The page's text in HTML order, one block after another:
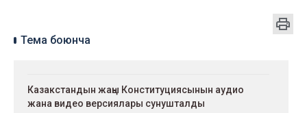
Тема боюнча
Казакстандын жаңы Конституциясынын аудио
жана видео версиялары сунушталды